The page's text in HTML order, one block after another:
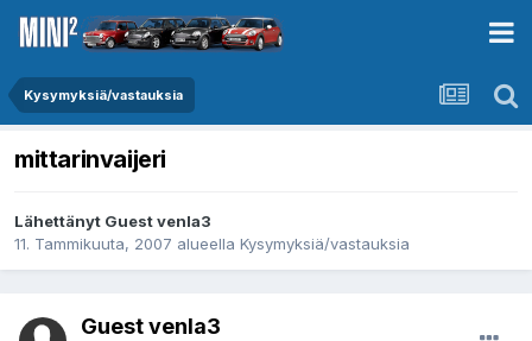
Kysymyksiä/vastauksia
mittarinvaijeri
Lähettänyt Guest venla3
11. Tammikuuta, 2007 alueella Kysymyksiä/vastauksia
Guest venla3